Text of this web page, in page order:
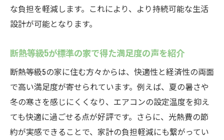
な負担を軽減します。これにより、より持続可能な生活
設計が可能となります。
断熱等級5が標準の家で得た満足度の声を紹介
断熱等級5の家に住む方々からは、快適性と経済性の両面
で高い満足度が寄せられています。例えば、夏の暑さや
冬の寒さを感じにくくなり、エアコンの設定温度を抑え
ても快適に過ごせる点が好評です。さらに、光熱費の節
約が実感できることで、家計の負担軽減にも繋がってい